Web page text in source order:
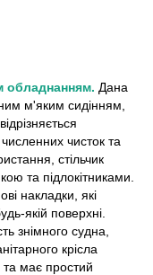
обладнанням. Дана
м'яким сидінням,
чисток та
стільчик
та підлокітниками.
накладки, які
якій поверхні.
знімного судна,
крісла
та має простий